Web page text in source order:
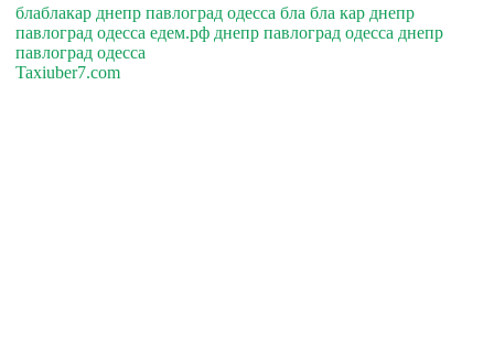
блаблакар днепр павлоград одесса бла бла кар днепр
павлоград одесса едем.рф днепр павлоград одесса днепр
павлоград одесса
Taxiuber7.com